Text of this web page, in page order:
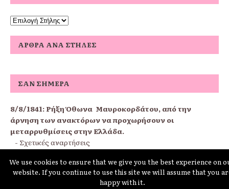
ΆΡΘΡΑ ΑΝΆ ΣΤΉΛΕΣ
ΣΑΝ ΣΉΜΕΡΑ
8/8/1841: Ρήξη Όθωνα  Μαυροκορδάτου, από την
άρνηση των ανακτόρων να προχωρήσουν οι
μεταρρυθμίσεις στην Ελλάδα.
- Σχετικές αναρτήσεις
schoolpress.sch.gr
We use cookies to ensure that we give you the best experience on
website. If you continue to use this site we will assume that you
happy with it.